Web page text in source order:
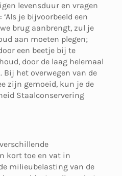
levensduur en vragen
je bijvoorbeeld een
brug aanbrengt, zul je
aan moeten plegen;
een beetje bij te
door de laag helemaal
Bij het overwegen van de
zijn gemoeid, kun je de
Staalconservering
kort toe en vat in
milieubelasting van de